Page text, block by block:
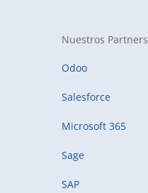
Nuestros Partners
Odoo
Salesforce
Microsoft 365
Sage
SAP